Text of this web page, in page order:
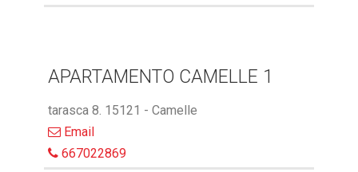
APARTAMENTO CAMELLE 1
tarasca 8. 15121 - Camelle
Email
667022869